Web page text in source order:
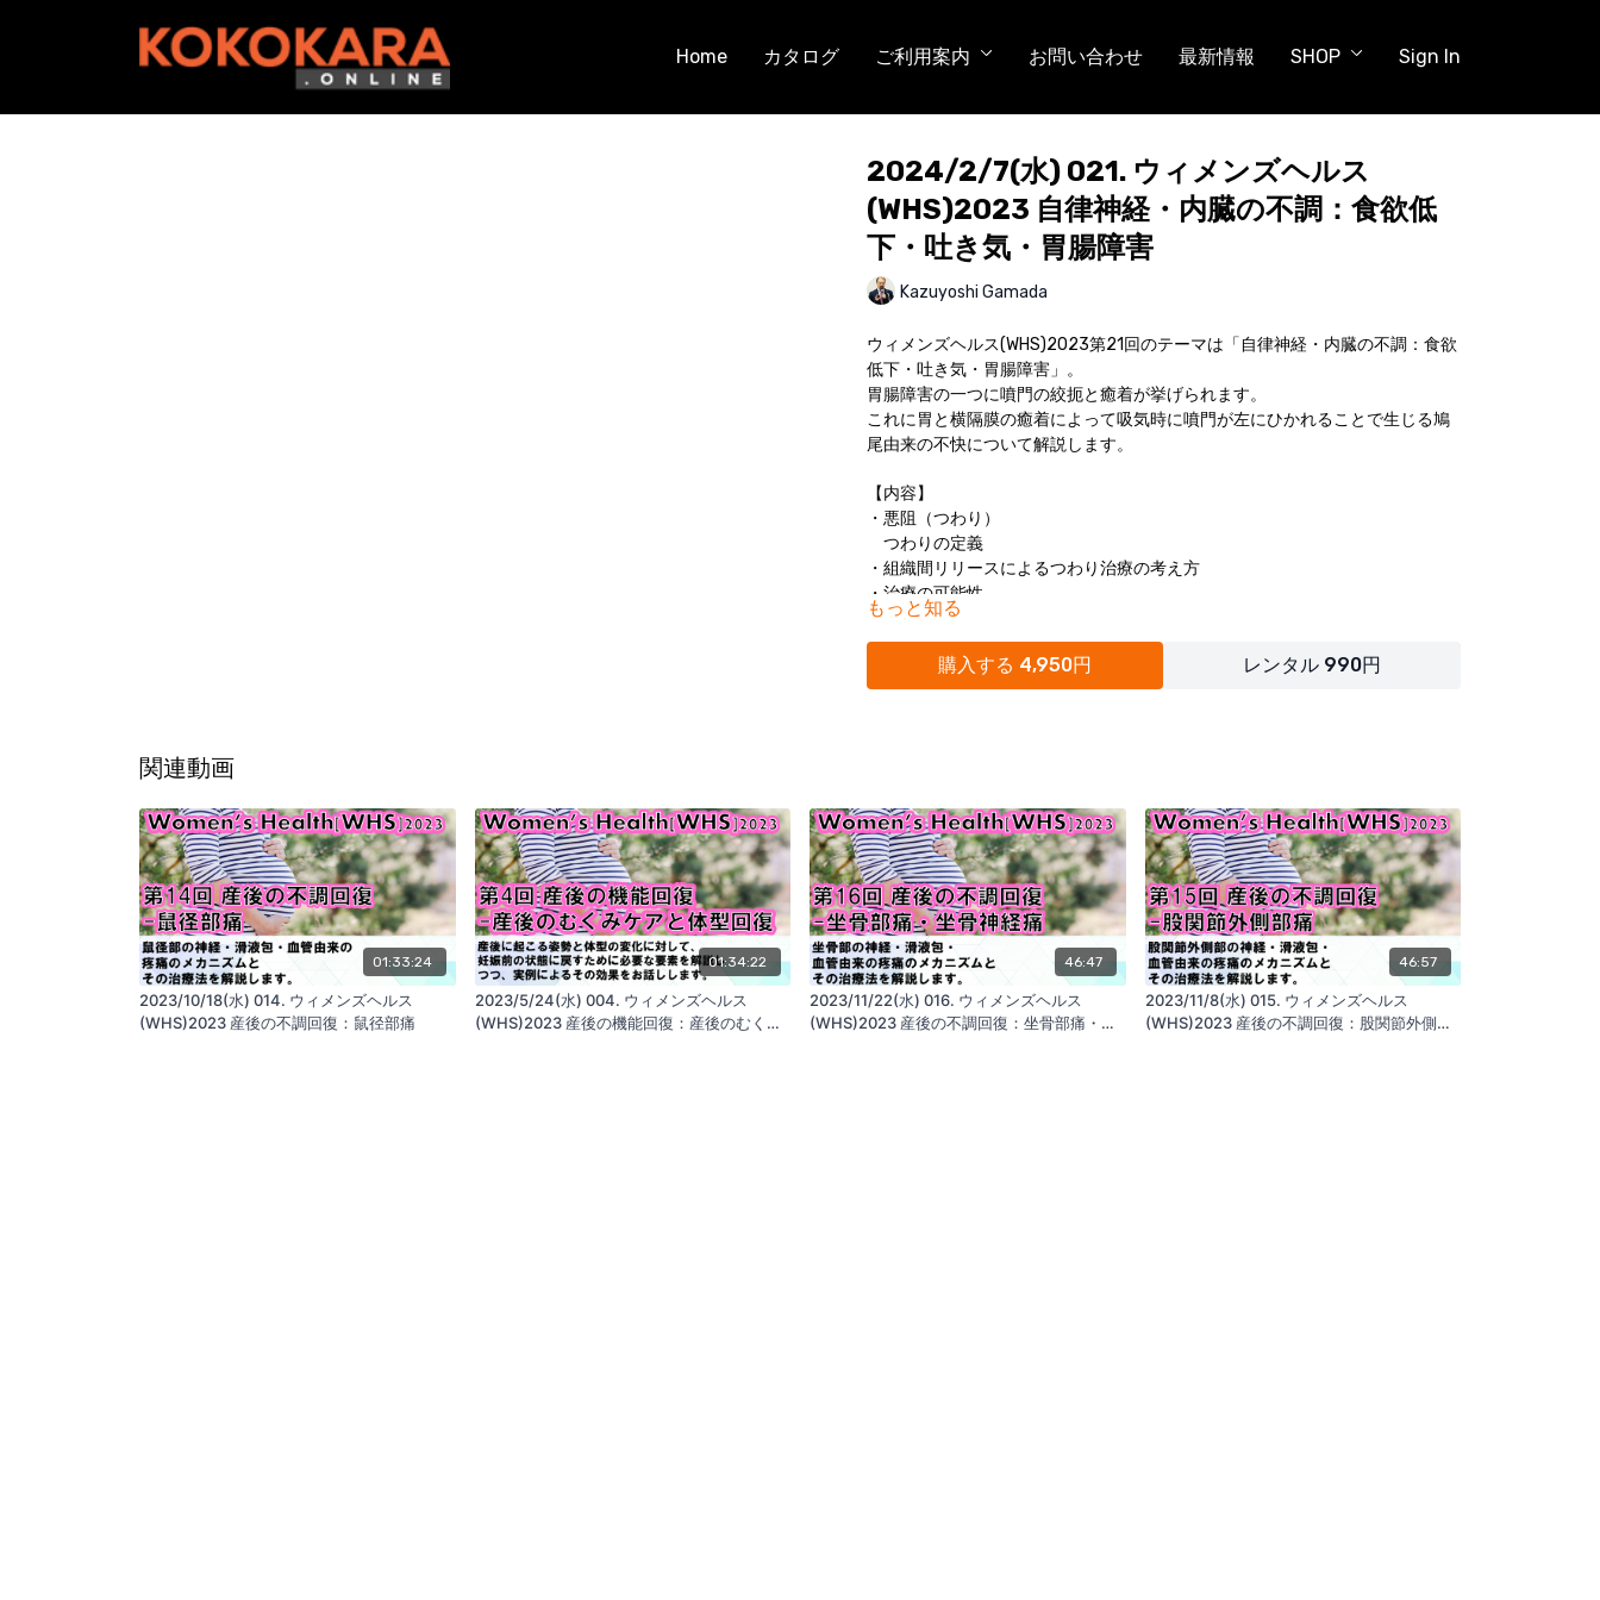
Home カタログ ご利用案内 お問い合わせ 最新情報 SHOP Sign In
2024/2/7(水) 021. ウィメンズヘルス
(WHS)2023 自律神経・内臓の不調：食欲低
下・吐き気・胃腸障害
Kazuyoshi Gamada
ウィメンズヘルス(WHS)2023第21回のテーマは「自律神経・内臓の不調：食欲
低下・吐き気・胃腸障害」。
胃腸障害の一つに噴門の絞扼と癒着が挙げられます。
これに胃と横隔膜の癒着によって吸気時に噴門が左にひかれることで生じる鳩
尾由来の不快について解説します。
【内容】
・悪阻（つわり）
つわりの定義
・組織間リリースによるつわり治療の考え方
・治療の可能性
方針
プロセス
組織間リリース
・まとめ
https://glab.shop/collections/product_all/products/core-2
・リューティ・ロール
背筋をスッキリ伸ばし、姿勢を改善させる
https://glab.shop/collections/reauty/products/roll
■KOKOKARA.onlineを運営する会社：
ReaLine Seminars
https://seminar.realine.org/
株式会社GLAB https://glab.shop/
もっと知る
購入する 4,950円 レンタル 990円
関連動画
01:33:24
2023/10/18(水) 014. ウィメンズヘルス
(WHS)2023 産後の不調回復：鼠径部痛
01:34:22
2023/5/24(水) 004. ウィメンズヘルス
(WHS)2023 産後の機能回復：産後のむくみ
46:47
2023/11/22(水) 016. ウィメンズヘルス
(WHS)2023 産後の不調回復：坐骨部痛・坐
46:57
2023/11/8(水) 015. ウィメンズヘルス
(WHS)2023 産後の不調回復：股関節外側部